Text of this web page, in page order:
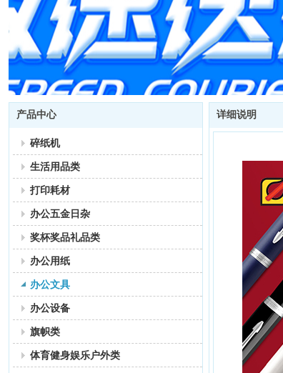
产品中心
碎纸机
生活用品类
打印耗材
办公五金日杂
奖杯奖品礼品类
办公用纸
办公文具
办公设备
旗帜类
体育健身娱乐户外类
详细说明